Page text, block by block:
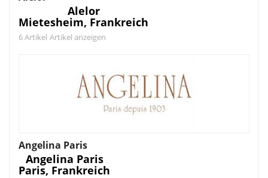
Alelor
Mietesheim, Frankreich
6 Artikel Artikel anzeigen
Angelina Paris
Angelina Paris
Paris, Frankreich